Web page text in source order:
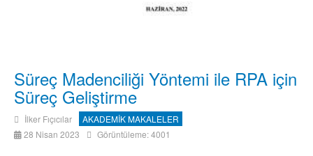
Süreç Madenciliği Yöntemi ile RPA için
Süreç Geliştirme
İlker Fıçıcılar
AKADEMİK MAKALELER
28 Nisan 2023
Görüntüleme: 4001